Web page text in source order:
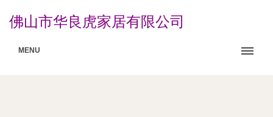
佛山市华良虎家居有限公司
MENU